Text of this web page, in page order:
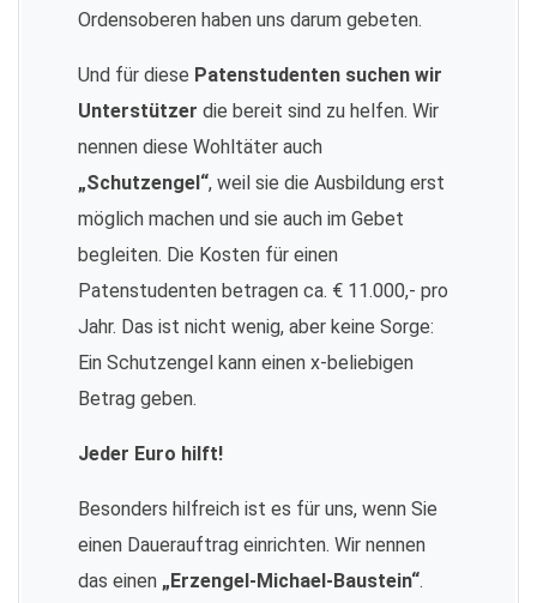
Ordensoberen haben uns darum gebeten.
Und für diese Patenstudenten suchen wir
Unterstützer die bereit sind zu helfen. Wir
nennen diese Wohltäter auch
„Schutzengel“, weil sie die Ausbildung erst
möglich machen und sie auch im Gebet
begleiten. Die Kosten für einen
Patenstudenten betragen ca. € 11.000,- pro
Jahr. Das ist nicht wenig, aber keine Sorge:
Ein Schutzengel kann einen x-beliebigen
Betrag geben.
Jeder Euro hilft!
Besonders hilfreich ist es für uns, wenn Sie
einen Dauerauftrag einrichten. Wir nennen
das einen „Erzengel-Michael-Baustein“.